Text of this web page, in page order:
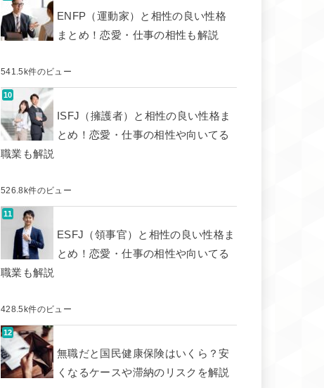
ENFP（運動家）と相性の良い性格
まとめ！恋愛・仕事の相性も解説
541.5k件のビュー
ISFJ（擁護者）と相性の良い性格ま
とめ！恋愛・仕事の相性や向いてる
職業も解説
526.8k件のビュー
ESFJ（領事官）と相性の良い性格ま
とめ！恋愛・仕事の相性や向いてる
職業も解説
428.5k件のビュー
無職だと国民健康保険はいくら？安
くなるケースや滞納のリスクを解説